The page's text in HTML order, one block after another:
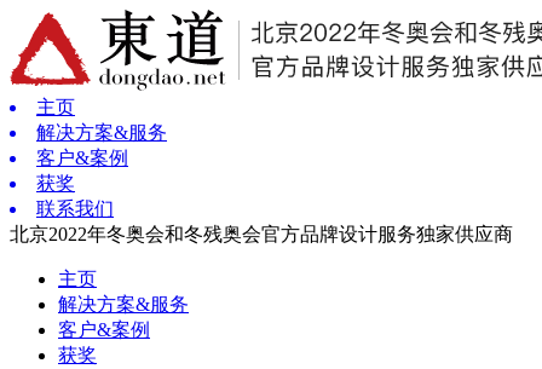
主页
解决方案&服务
客户&案例
获奖
联系我们
北京2022年冬奥会和冬残奥会官方品牌设计服务独家供应商
主页
解决方案&服务
客户&案例
获奖